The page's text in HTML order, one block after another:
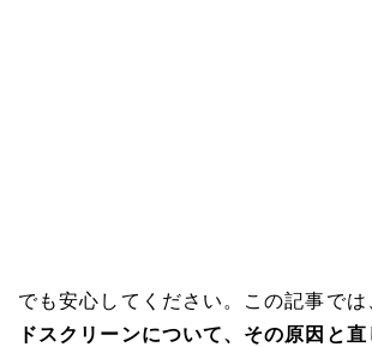
でも安心してください。この記事では
ドスクリーンについて、その原因と